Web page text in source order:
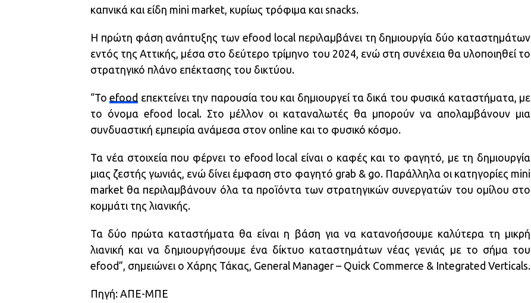
καπνικά και είδη mini market, κυρίως τρόφιμα και snacks.
Η πρώτη φάση ανάπτυξης των efood local περιλαμβάνει τη δημιουργία δύο καταστημάτων
εντός της Αττικής, μέσα στο δεύτερο τρίμηνο του 2024, ενώ στη συνέχεια θα υλοποιηθεί το
στρατηγικό πλάνο επέκτασης του δικτύου.
“Toefood επεκτείνει την παρουσία του και δημιουργεί τα δικά του φυσικά καταστήματα, με
το όνομα efood local. Στο μέλλον οι καταναλωτές θα μπορούν να απολαμβάνουν μια
συνδυαστική εμπειρία ανάμεσα στον online και το φυσικό κόσμο.
Τα νέα στοιχεία που φέρνει το efood local είναι ο καφές και το φαγητό, με τη δημιουργία
μιας ζεστής γωνιάς, ενώ δίνει έμφαση στο φαγητό grab & go. Παράλληλα οι κατηγορίες mini
market θα περιλαμβάνουν όλα τα προϊόντα των στρατηγικών συνεργατών του ομίλου στο
κομμάτι της λιανικής.
Τα δύο πρώτα καταστήματα θα είναι η βάση για να κατανοήσουμε καλύτερα τη μικρή
λιανική και να δημιουργήσουμε ένα δίκτυο καταστημάτων νέας γενιάς με το σήμα του
efood”, σημειώνει ο Χάρης Τάκας, General Manager – Quick Commerce & Integrated Verticals.
Πηγή: ΑΠΕ-ΜΠΕ